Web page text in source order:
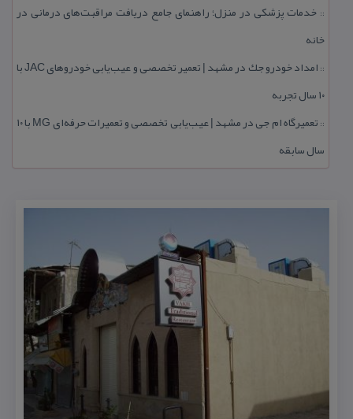
:: خدمات پزشكی در منزل؛ راهنمای جامع دریافت مراقبت‌های درمانی در
خانه
::
امداد خودرو جك در مشهد | تعمیر تخصصی و عیب‌یابی خودروهای JAC با
۱۰ سال تجربه
::
تعمیرگاه ام جی در مشهد | عیب‌یابی تخصصی و تعمیرات حرفه‌ای MG با ۱۰
سال سابقه